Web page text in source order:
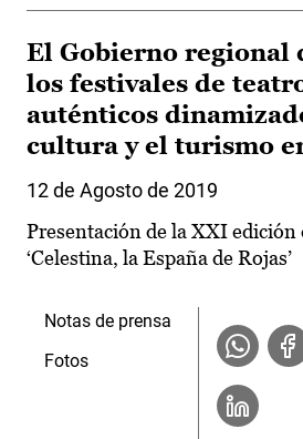
El Gobierno regional
los festivales de
auténticos
cultura y el turismo
12 de Agosto de 2019
Presentación de la XXI edición
‘Celestina, la España de Rojas’
Notas de prensa
Fotos